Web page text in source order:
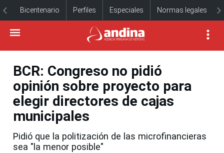
Bicentenario Perfiles Especiales Normas legales
BCR: Congreso no pidió
opinión sobre proyecto para
elegir directores de cajas
municipales
Pidió que la politización de las microfinancieras
sea "la menor posible"